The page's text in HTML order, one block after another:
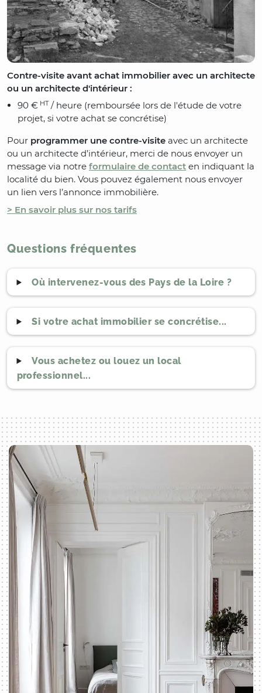
Contre-visite avant achat immobilier avec un architecte
ou un architecte d'intérieur :
90 € HT / heure (remboursée lors de l'étude de votre
projet, si votre achat se concrétise)
Pour programmer une contre-visite avec un architecte
ou un architecte d’intérieur, merci de nous envoyer un
message via notre formulaire de contact en indiquant la
localité du bien. Vous pouvez également nous envoyer
un lien vers l’annonce immobilière.
> En savoir plus sur nos tarifs
Questions fréquentes
Où intervenez-vous des Pays de la Loire ?
Si votre achat immobilier se concrétise...
Vous achetez ou louez un local
professionnel...